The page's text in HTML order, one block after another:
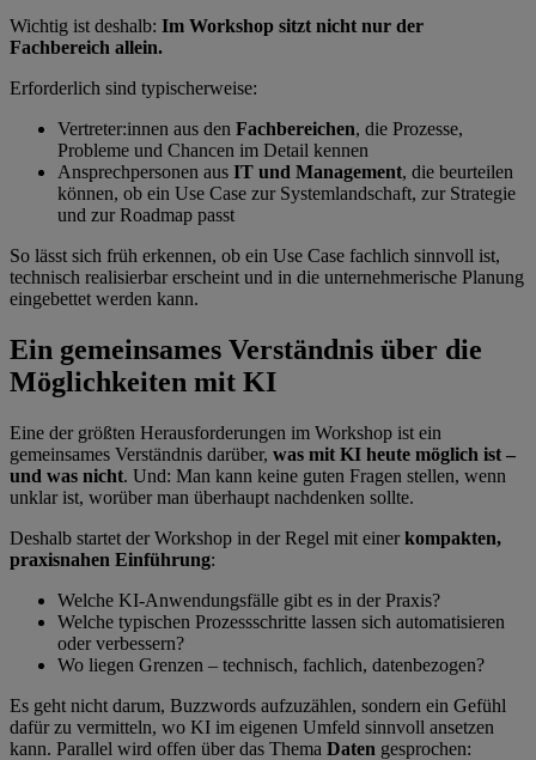
Wichtig ist deshalb: Im Workshop sitzt nicht nur der
Fachbereich allein.
Erforderlich sind typischerweise:
Vertreter:innen aus den Fachbereichen, die Prozesse,
Probleme und Chancen im Detail kennen
Ansprechpersonen aus IT und Management, die beurteilen
können, ob ein Use Case zur Systemlandschaft, zur Strategie
und zur Roadmap passt
So lässt sich früh erkennen, ob ein Use Case fachlich sinnvoll ist,
technisch realisierbar erscheint und in die unternehmerische Planung
eingebettet werden kann.
Ein gemeinsames Verständnis über die
Möglichkeiten mit KI
Eine der größten Herausforderungen im Workshop ist ein
gemeinsames Verständnis darüber, was mit KI heute möglich ist –
und was nicht. Und: Man kann keine guten Fragen stellen, wenn
unklar ist, worüber man überhaupt nachdenken sollte.
Deshalb startet der Workshop in der Regel mit einerkompakten,
praxisnahen Einführung:
Welche KI-Anwendungsfälle gibt es in der Praxis?
Welche typischen Prozessschritte lassen sich automatisieren
oder verbessern?
Wo liegen Grenzen – technisch, fachlich, datenbezogen?
Es geht nicht darum, Buzzwords aufzuzählen, sondern ein Gefühl
dafür zu vermitteln, wo KI im eigenen Umfeld sinnvoll ansetzen
kann. Parallel wird offen über das Thema Daten gesprochen: